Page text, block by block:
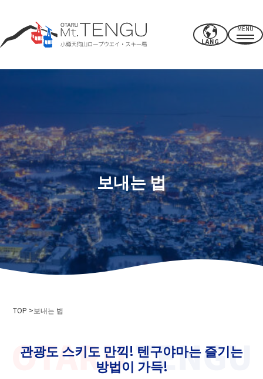
LANG
MENU
여름 활동
겨울 스키장
CAFE & SHOP
기타
파워 스폿·시설
근처의 추천 명소
보내는 법
이벤트 정보
액세스
회사개요
스키장 이용 약관
보내는 법
TOP 보내는 법
관광도 스키도 만끽! 텐구야마는 즐기는
방법이 가득!